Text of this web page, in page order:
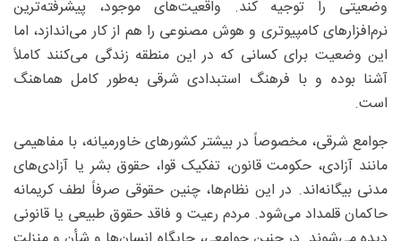
وضعیتی را توجیه کند. واقعیت‌های موجود، پیشرفته‌ترین
نرم‌افزارهای کامپیوتری و هوش مصنوعی را هم از کار می‌اندازد، اما
این وضعیت برای کسانی که در این منطقه زندگی می‌کنند کاملاً
آشنا بوده و با فرهنگ استبدادی شرقی به‌طور کامل هماهنگ
است.
جوامع شرقی، مخصوصاً در بیشتر کشورهای خاورمیانه، با مفاهیمی
مانند آزادی، حکومت قانون، تفکیک قوا، حقوق بشر یا آزادی‌های
مدنی بیگانه‌اند. در این نظام‌ها، چنین حقوقی صرفاً لطف کریمانه
حاکمان قلمداد می‌شود. مردم رعیت و فاقد حقوق طبیعی یا قانونی